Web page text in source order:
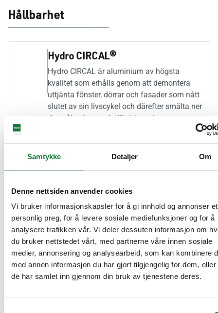
Samtykke Detaljer Om
Denne nettsiden anvender cookies
Vi bruker informasjonskapsler for å gi innhold og annonser et
personlig preg, for å levere sosiale mediefunksjoner og for å
analysere trafikken vår. Vi deler dessuten informasjon om
du bruker nettstedet vårt, med partnerne våre innen sosiale
medier, annonsering og analysearbeid, som kan kombinere
med annen informasjon du har gjort tilgjengelig for dem,
de har samlet inn gjennom din bruk av tjenestene deres.
Hållbarhet
Hydro CIRCAL®
Hydro CIRCAL är aluminium av högsta
kvalitet som erhålls genom att demontera
uttjänta fönster, dörrar och fasader som nått
slutet av sin livscykel och därefter smälta ner
dem, återvinna och till sist producera en ny
95% återvinningsbar
vi designar våra produkter agerar vi för
demontering och återanvändning vid slutet
av deras livslängd.
75 % återvunnet
Våra lösningar är gjorda med minst 75 % av
återvunna komponenter inklusive aluminium,